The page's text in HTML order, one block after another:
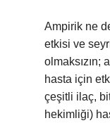
Ampirik ne
etkisi ve
olmaksızın;
hasta için
çeşitli ilaç,
hekimliği)